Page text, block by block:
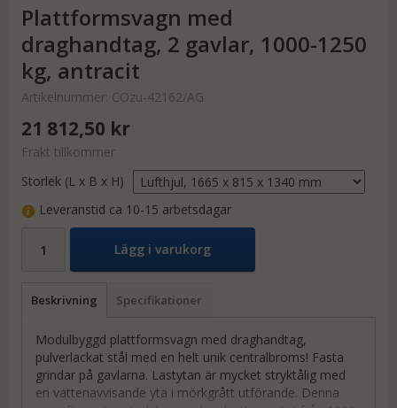
Plattformsvagn med
draghandtag, 2 gavlar, 1000-1250
kg, antracit
Artikelnummer: COzu-42162/AG
21 812,50 kr
Frakt tillkommer
Storlek (L x B x H)
Leveranstid ca 10-15 arbetsdagar
Lägg i varukorg
Beskrivning Specifikationer
Modulbyggd plattformsvagn med draghandtag,
pulverlackat stål med en helt unik centralbroms! Fasta
grindar på gavlarna. Lastytan är mycket stryktålig med
en vattenavvisande yta i mörkgrått utförande. Denna